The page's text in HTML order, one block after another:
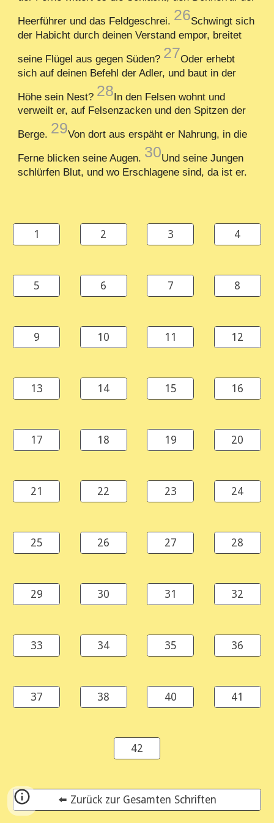
Heerführer und das Feldgeschrei. 26Schwingt sich
der Habicht durch deinen Verstand empor, breitet
seine Flügel aus gegen Süden? 27Oder erhebt
sich auf deinen Befehl der Adler, und baut in der
Höhe sein Nest? 28In den Felsen wohnt und
verweilt er, auf Felsenzacken und den Spitzen der
Berge. 29Von dort aus erspäht er Nahrung, in die
Ferne blicken seine Augen. 30Und seine Jungen
schlürfen Blut, und wo Erschlagene sind, da ist er.
1 2 3 4
5 6 7 8
9 10 11 12
13 14 15 16
17 18 19 20
21 22 23 24
25 26 27 28
29 30 31 32
33 34 35 36
37 38 40 41
42
⬅️ Zurück zur Gesamten Schriften